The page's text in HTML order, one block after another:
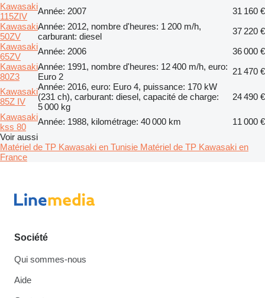
Kawasaki
115ZIV
Année: 2007
31 160 €
Kawasaki
50ZV
Année: 2012, nombre d'heures: 1 200 m/h,
carburant: diesel
37 220 €
Kawasaki
65ZV
Année: 2006
36 000 €
Kawasaki
80Z3
Année: 1991, nombre d'heures: 12 400 m/h, euro:
Euro 2
21 470 €
Kawasaki
85Z IV
Année: 2016, euro: Euro 4, puissance: 170 kW
(231 ch), carburant: diesel, capacité de charge:
5 000 kg
24 490 €
Kawasaki
kss 80
Année: 1988, kilométrage: 40 000 km
11 000 €
Voir aussi
Matériel de TP Kawasaki en Tunisie Matériel de TP Kawasaki en
France
Société
Qui sommes-nous
Aide